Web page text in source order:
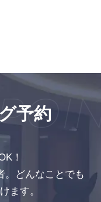
予約
！
。どんなことでも
ます。